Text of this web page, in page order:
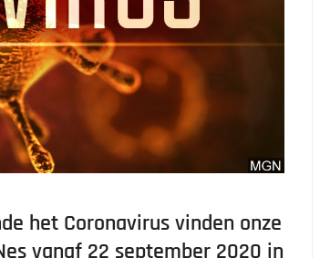
het Coronavirus vinden onze
vanaf 22 september 2020 in